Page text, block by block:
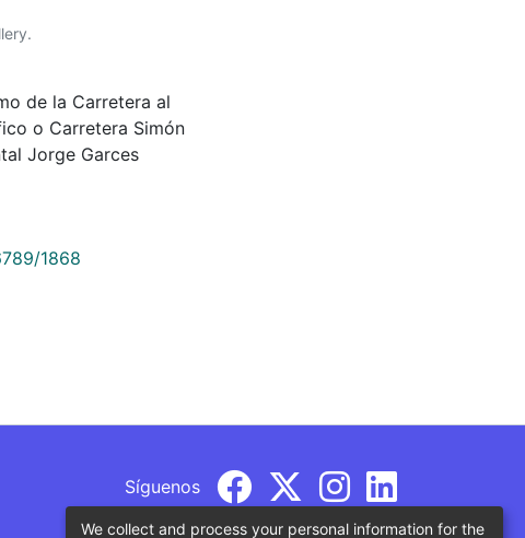
de la Carretera al
o Carretera Simón
Jorge Garces
1868
Síguenos
We collect and process your personal information for the